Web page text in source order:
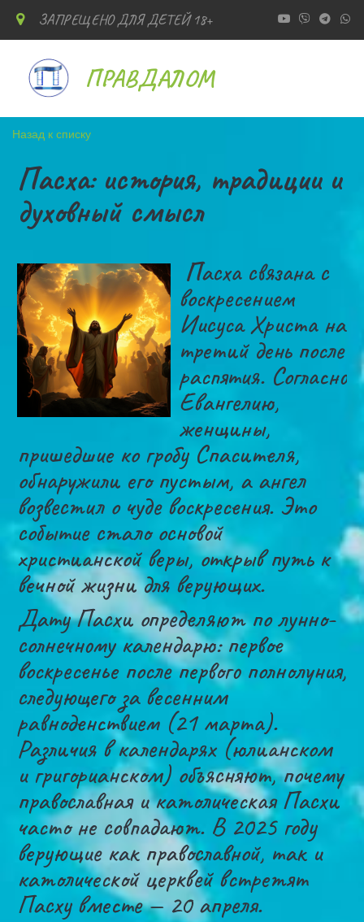
ЗАПРЕЩЕНО ДЛЯ ДЕТЕЙ 18+
ПРАВДАЛОМ
Назад к списку
Пасха: история, традиции и
духовный смысл
Пасха связана с
воскресением
Иисуса Христа на
третий день после
распятия. Согласно
Евангелию,
женщины,
пришедшие ко гробу Спасителя,
обнаружили его пустым, а ангел
возвестил о чуде воскресения. Это
событие стало основой
христианской веры, открыв путь к
вечной жизни для верующих.
Дату Пасхи определяют по лунно-
солнечному календарю: первое
воскресенье после первого полнолуния,
следующего за весенним
равноденствием (21 марта).
Различия в календарях (юлианском
и григорианском) объясняют, почему
православная и католическая Пасхи
часто не совпадают. В 2025 году
верующие как православной, так и
католической церквей встретят
Пасху вместе — 20 апреля.